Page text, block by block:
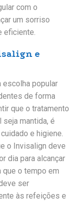
com o
um sorriso
eficiente.
e
escolha popular
de forma
que o tratamento
mantida, é
e higiene.
o Invisalign deve
dia para alcançar
o tempo em
ser
às refeições e